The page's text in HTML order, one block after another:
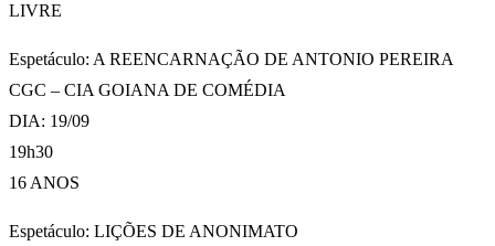
LIVRE
Espetáculo: A REENCARNAÇÃO DE ANTONIO PEREIRA
CGC – CIA GOIANA DE COMÉDIA
DIA: 19/09
19h30
16 ANOS
Espetáculo: LIÇÕES DE ANONIMATO